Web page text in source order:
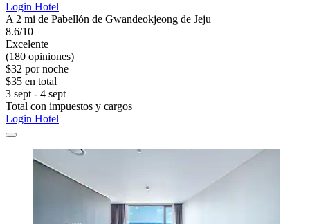
Login Hotel
A 2 mi de Pabellón de Gwandeokjeong de Jeju
8.6/10
Excelente
(180 opiniones)
$32 por noche
$35 en total
3 sept - 4 sept
Total con impuestos y cargos
Login Hotel